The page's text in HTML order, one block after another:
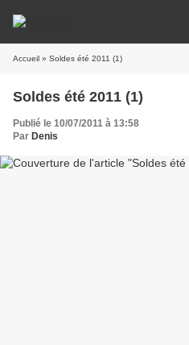
Accueil » Soldes été 2011 (1)
Soldes été 2011 (1)
Publié le 10/07/2011 à 13:58
Par Denis